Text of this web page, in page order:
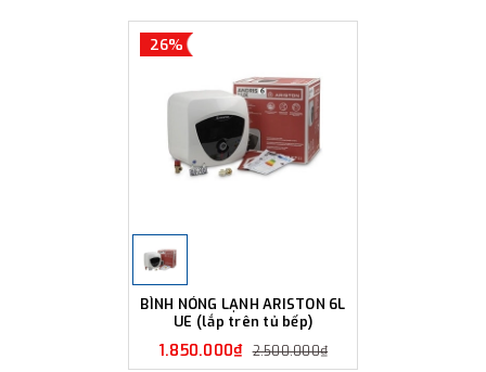
26%
BÌNH NÓNG LẠNH ARISTON 6L
UE (lắp trên tủ bếp)
1.850.000₫ 2.500.000₫